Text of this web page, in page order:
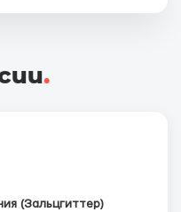
.
(Зальцгиттер)